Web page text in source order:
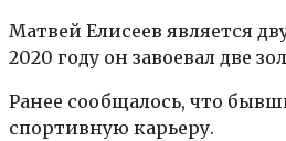
Матвей Елисеев является
2020 году он завоевал две
Ранее сообщалось, что
спортивную карьеру.